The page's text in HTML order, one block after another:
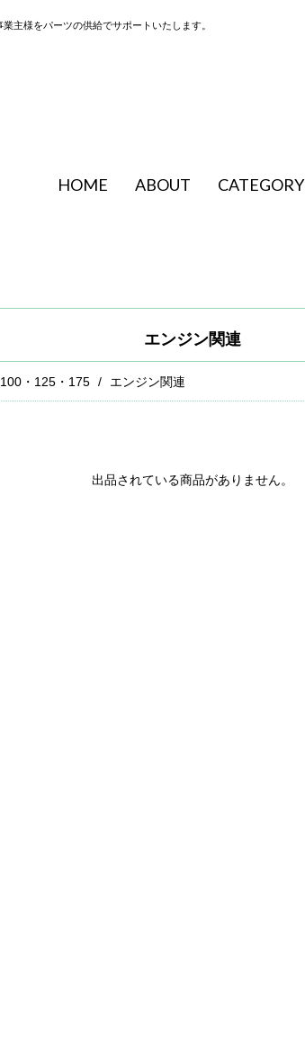
様をパーツの供給でサポートいたします。
HOME ABOUT CATEGORY
エンジン関連
・125・175 エンジン関連
出品されている商品がありません。